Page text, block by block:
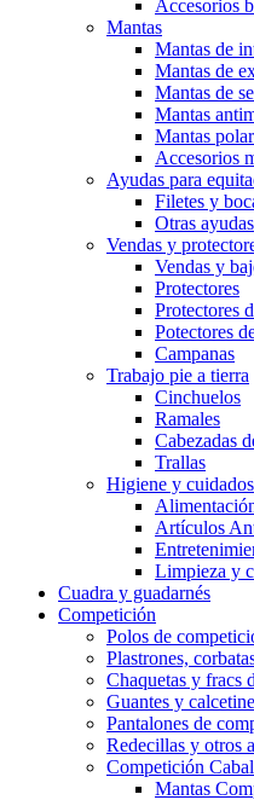
Accesorios
Mantas
Mantas de
Mantas de
Mantas de
Mantas
Mantas
Accesorios
Ayudas para
Filetes y
Otras ayudas
Vendas y
Vendas y
Protectores
Protectores
Potectores
Campanas
Trabajo pie a tierra
Cinchuelos
Ramales
Cabezadas
Trallas
Higiene y cuidados
Artículos
Limpieza y
Cuadra y guadarnés
Competición
Polos de
Plastrones,
Chaquetas y fracs
Guantes y
Pantalones de
Redecillas y otros
Competición
Mantas